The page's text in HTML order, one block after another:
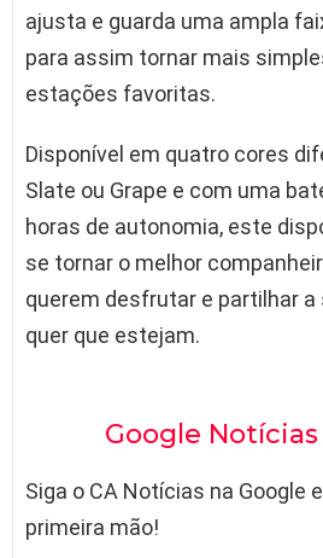
ajusta e guarda uma ampla
para assim tornar mais
estações favoritas.
Disponível em quatro cores
Slate ou Grape e com uma
horas de autonomia, este
se tornar o melhor
querem desfrutar e partilhar a
quer que estejam.
Google Notícias
Siga o CA Notícias na Google
primeira mão!